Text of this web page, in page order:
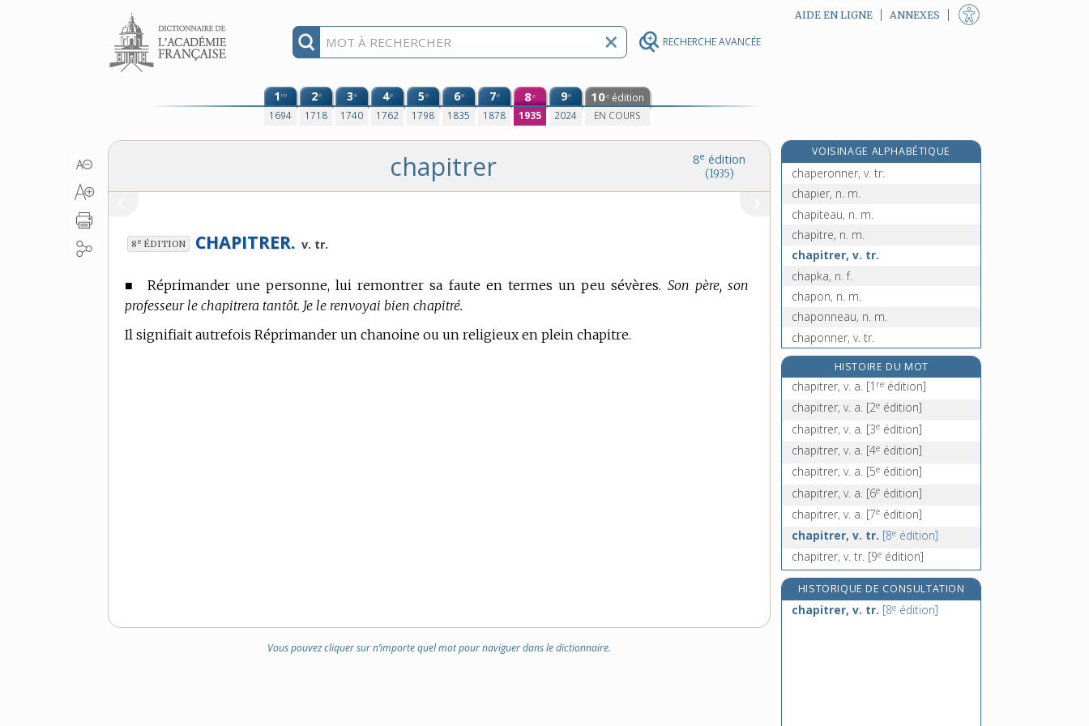
RECHERCHE AVANCÉE
Aller au contenu AIDE EN LIGNE ANNEXES
1re
1694
2e
1718
3e
1740
4e
1762
5e
1798
6e
1835
7e
1878
8e
1935
9e
2024
10e édition
EN COURS
8e édition
(1935)
chapitrer
8e ÉDITION CHAPITRER. v. tr.
■ Réprimander une personne, lui remontrer sa faute en termes un peu sévères. Son père, son
professeur le chapitrera tantôt. Je le renvoyai bien chapitré.
Il signifiait autrefois Réprimander un chanoine ou un religieux en plein chapitre.
Vous pouvez cliquer sur n’importe quel mot pour naviguer dans le dictionnaire.
VOISINAGE ALPHABÉTIQUE
chaperon, n. m.
chaperonner, v. tr.
chapier, n. m.
chapiteau, n. m.
chapitre, n. m.
chapitrer, v. tr.
chapka, n. f.
chapon, n. m.
chaponneau, n. m.
chaponner, v. tr.
chaponnière, n. f.[8eédition]
chaptalisation, n. f.
chaptaliser, v. tr.
char, n. m.
HISTOIRE DU MOT
chapitrer, v. a. [1 re édition]
chapitrer, v. a. [2e édition]
chapitrer, v. a. [3e édition]
chapitrer, v. a. [4e édition]
chapitrer, v. a. [5e édition]
chapitrer, v. a. [6e édition]
chapitrer, v. a. [7e édition]
chapitrer, v. tr. [8e édition]
chapitrer, v. tr. [9e édition]
HISTORIQUE DE CONSULTATION
chapitrer, v. tr. [8e édition]